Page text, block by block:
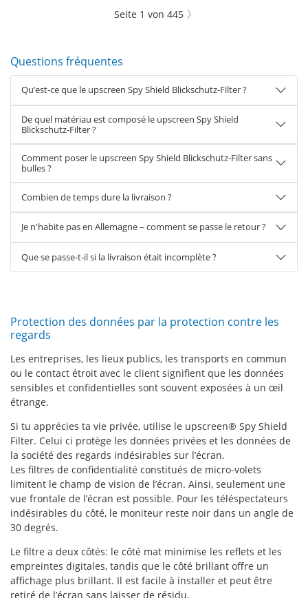
Seite 1 von 445
Questions fréquentes
Qu’est-ce que le upscreen Spy Shield Blickschutz-Filter ?
De quel matériau est composé le upscreen Spy Shield
Blickschutz-Filter ?
Comment poser le upscreen Spy Shield Blickschutz-Filter sans
bulles ?
Combien de temps dure la livraison ?
Je n'habite pas en Allemagne – comment se passe le retour ?
Que se passe-t-il si la livraison était incomplète ?
Protection des données par la protection contre les
regards
Les entreprises, les lieux publics, les transports en commun
ou le contact étroit avec le client signifient que les données
sensibles et confidentielles sont souvent exposées à un œil
étrange.
Si tu apprécies ta vie privée, utilise le upscreen® Spy Shield
Filter. Celui ci protège les données privées et les données de
la société des regards indésirables sur l’écran.
Les filtres de confidentialité constitués de micro-volets
limitent le champ de vision de l’écran. Ainsi, seulement une
vue frontale de l’écran est possible. Pour les téléspectateurs
indésirables du côté, le moniteur reste noir dans un angle de
30 degrés.
Le filtre a deux côtés: le côté mat minimise les reflets et les
empreintes digitales, tandis que le côté brillant offre un
affichage plus brillant. Il est facile à installer et peut être
retiré de l’écran sans laisser de résidu.